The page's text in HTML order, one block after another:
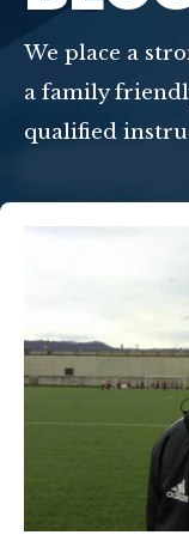
We place a
a family
qualified